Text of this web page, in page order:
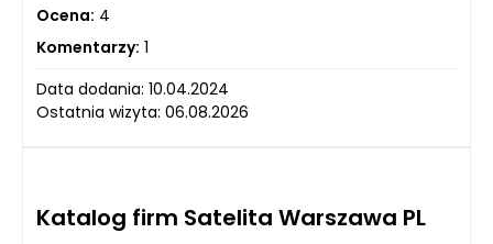
Ocena: 4
Komentarzy: 1
Data dodania: 10.04.2024
Ostatnia wizyta: 06.08.2026
Katalog firm Satelita Warszawa PL